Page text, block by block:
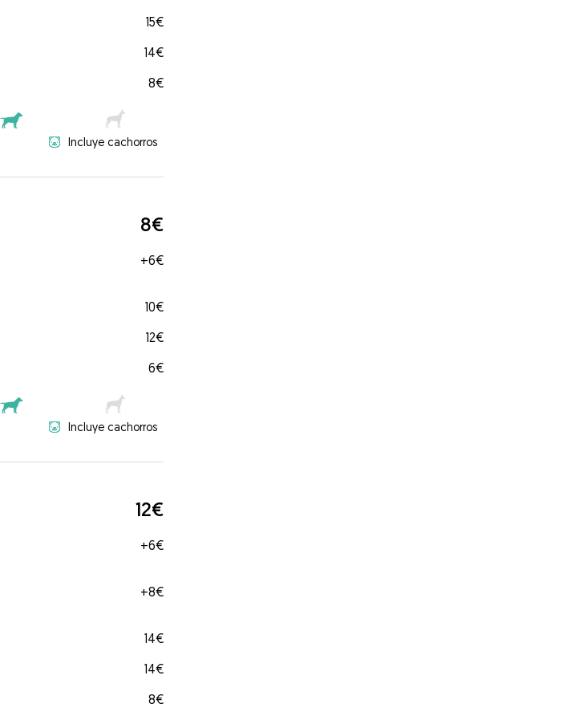
15€
14€
8€
Incluye cachorros
8€
+6€
10€
12€
6€
Incluye cachorros
12€
+6€
+8€
14€
14€
8€